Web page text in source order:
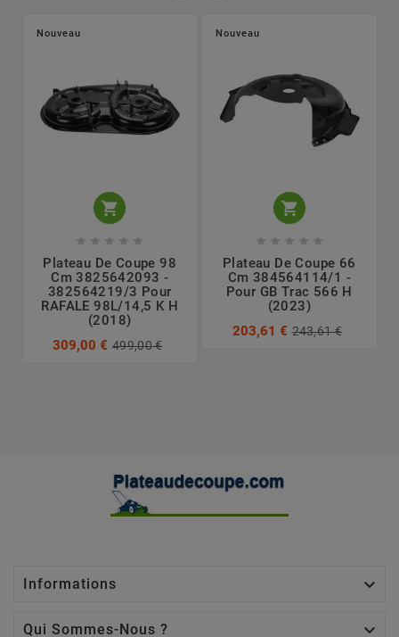
Nouveau

    
Plateau De Coupe 98
Cm 3825642093 -
382564219/3 Pour
RAFALE 98L/14,5 K H
(2018)
309,00 € 499,00 €
Nouveau

    
Plateau De Coupe 66
Cm 384564114/1 -
Pour GB Trac 566 H
(2023)
203,61 € 243,61 €
Informations 
Qui Sommes-Nous ? 